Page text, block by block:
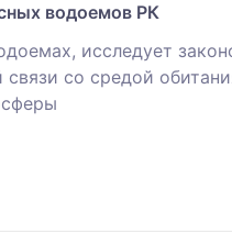
водоемов РК
исследует
со средой